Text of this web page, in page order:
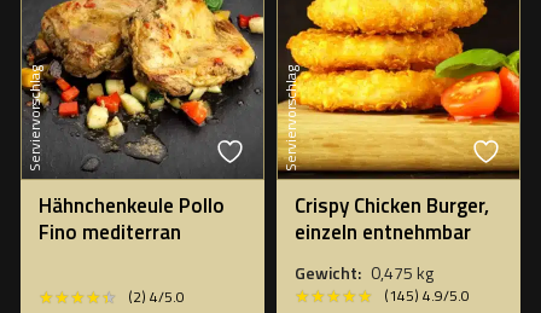
Serviervorschlag
Hähnchenkeule Pollo
Fino mediterran
★★★★★
★★★★★ (2) 4/5.0
Serviervorschlag
Crispy Chicken Burger,
einzeln entnehmbar
Gewicht: 0,475 kg
★★★★★
★★★★★ (145) 4.9/5.0